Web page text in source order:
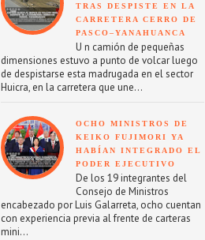
TRAS DESPISTE EN LA
CARRETERA CERRO DE
PASCO–YANAHUANCA
U n camión de pequeñas
dimensiones estuvo a punto de volcar luego
de despistarse esta madrugada en el sector
Huicra, en la carretera que une...
OCHO MINISTROS DE
KEIKO FUJIMORI YA
HABÍAN INTEGRADO EL
PODER EJECUTIVO
De los 19 integrantes del
Consejo de Ministros
encabezado por Luis Galarreta, ocho cuentan
con experiencia previa al frente de carteras
mini...